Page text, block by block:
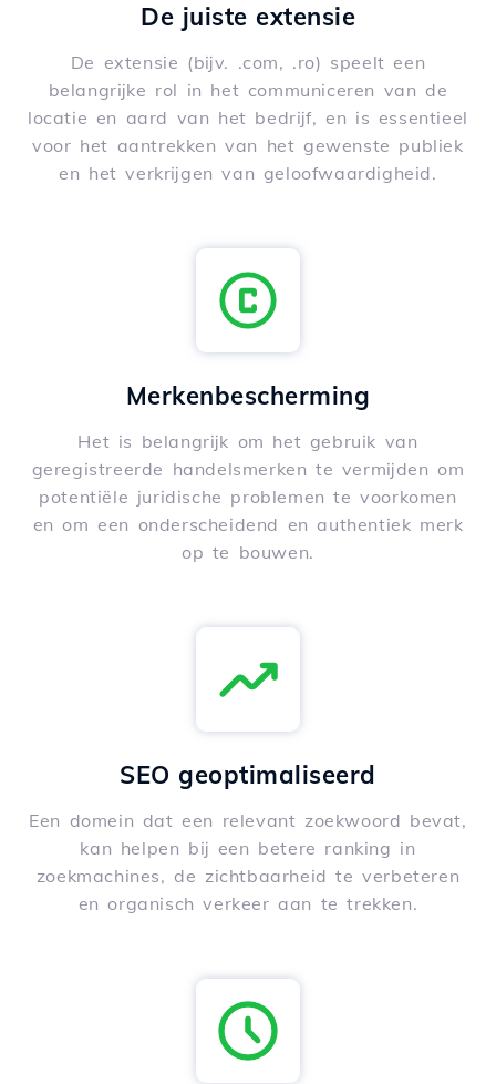
De juiste extensie
De extensie (bijv. .com, .ro) speelt een
belangrijke rol in het communiceren van de
locatie en aard van het bedrijf, en is essentieel
voor het aantrekken van het gewenste publiek
en het verkrijgen van geloofwaardigheid.
Merkenbescherming
Het is belangrijk om het gebruik van
geregistreerde handelsmerken te vermijden om
potentiële juridische problemen te voorkomen
en om een onderscheidend en authentiek merk
op te bouwen.
SEO geoptimaliseerd
Een domein dat een relevant zoekwoord bevat,
kan helpen bij een betere ranking in
zoekmachines, de zichtbaarheid te verbeteren
en organisch verkeer aan te trekken.